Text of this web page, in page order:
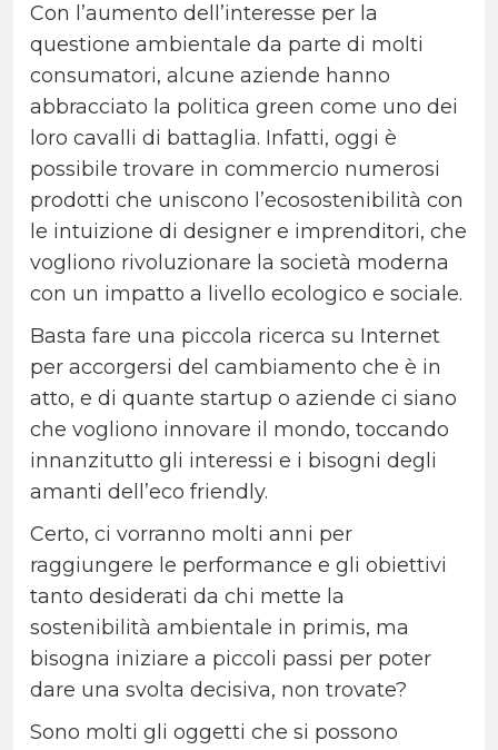
Con l’aumento dell’interesse per la
questione ambientale da parte di molti
consumatori, alcune aziende hanno
abbracciato la politica green come uno dei
loro cavalli di battaglia. Infatti, oggi è
possibile trovare in commercio numerosi
prodotti che uniscono l’ecosostenibilità con
le intuizione di designer e imprenditori, che
vogliono rivoluzionare la società moderna
con un impatto a livello ecologico e sociale.
Basta fare una piccola ricerca su Internet
per accorgersi del cambiamento che è in
atto, e di quante startup o aziende ci siano
che vogliono innovare il mondo, toccando
innanzitutto gli interessi e i bisogni degli
amanti dell’eco friendly.
Certo, ci vorranno molti anni per
raggiungere le performance e gli obiettivi
tanto desiderati da chi mette la
sostenibilità ambientale in primis, ma
bisogna iniziare a piccoli passi per poter
dare una svolta decisiva, non trovate?
Sono molti gli oggetti che si possono